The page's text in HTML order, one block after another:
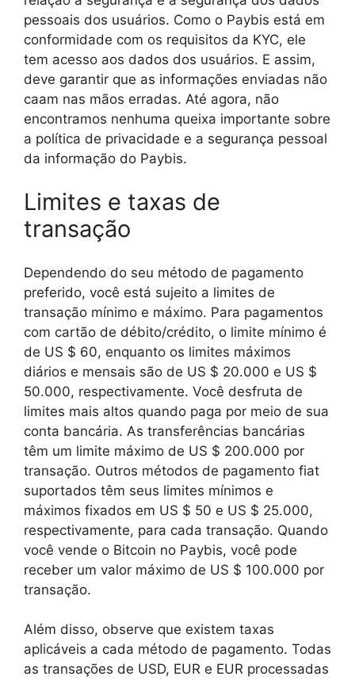
pessoais dos usuários. Como o Paybis está em
conformidade com os requisitos da KYC, ele
tem acesso aos dados dos usuários. E assim,
deve garantir que as informações enviadas não
caam nas mãos erradas. Até agora, não
encontramos nenhuma queixa importante sobre
a política de privacidade e a segurança pessoal
da informação do Paybis.
Limites e taxas de
transação
Dependendo do seu método de pagamento
preferido, você está sujeito a limites de
transação mínimo e máximo. Para pagamentos
com cartão de débito/crédito, o limite mínimo é
de US $ 60, enquanto os limites máximos
diários e mensais são de US $ 20.000 e US $
50.000, respectivamente. Você desfruta de
limites mais altos quando paga por meio de sua
conta bancária. As transferências bancárias
têm um limite máximo de US $ 200.000 por
transação. Outros métodos de pagamento fiat
suportados têm seus limites mínimos e
máximos fixados em US $ 50 e US $ 25.000,
respectivamente, para cada transação. Quando
você vende o Bitcoin no Paybis, você pode
receber um valor máximo de US $ 100.000 por
transação.
Além disso, observe que existem taxas
aplicáveis a cada método de pagamento. Todas
as transações de USD, EUR e EUR processadas